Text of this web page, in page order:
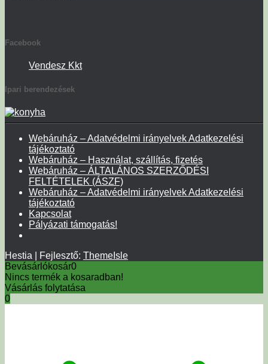
Facebook
Vendesz Kkt
Ipari berendezések
Webáruház – Adatvédelmi irányelvek Adatkezelési
tájékoztató
Webáruház – Használat, szállítás, fizetés
Webáruház – ÁLTALÁNOS SZERZŐDÉSI
FELTÉTELEK (ÁSZF)
Webáruház – Adatvédelmi irányelvek Adatkezelési
tájékoztató
Kapcsolat
Pályázati támogatás!
Hestia | Fejlesztő: ThemeIsle
Bevásárlókosár0
Nincs termék a kosaradban!
Vásárlás folytatása
0